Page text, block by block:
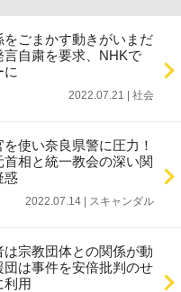
ごまかす動きがいまだ
自粛を要求、NHKで
に
2022.07.21 | 社会
使い奈良県警に圧力！
相と統一教会の深い関
惑
2022.07.14 | スキャンダル
宗教団体との関係が動
は事件を安倍批判のせ
利用